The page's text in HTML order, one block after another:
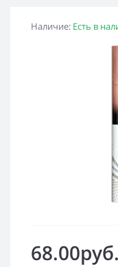
Наличие: Есть в
68.00руб.